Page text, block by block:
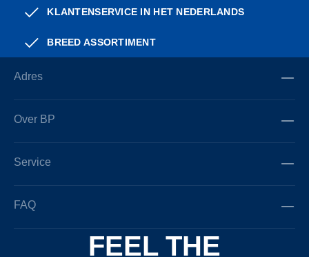
KLANTENSERVICE IN HET NEDERLANDS
BREED ASSORTIMENT
Adres
Over BP
Service
FAQ
FEEL THE